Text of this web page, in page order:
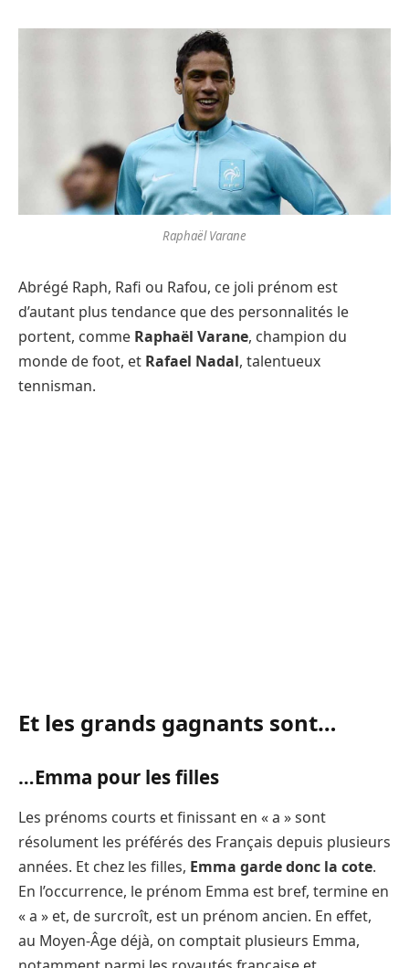
Raphaël Varane
Abrégé Raph, Rafi ou Rafou, ce joli prénom est
d’autant plus tendance que des personnalités le
portent, comme Raphaël Varane, champion du
monde de foot, et Rafael Nadal, talentueux
tennisman.
Et les grands gagnants sont…
…Emma pour les filles
Les prénoms courts et finissant en « a » sont
résolument les préférés des Français depuis plusieurs
années. Et chez les filles, Emma garde donc la cote.
En l’occurrence, le prénom Emma est bref, termine en
« a » et, de surcroît, est un prénom ancien. En effet,
au Moyen-Âge déjà, on comptait plusieurs Emma,